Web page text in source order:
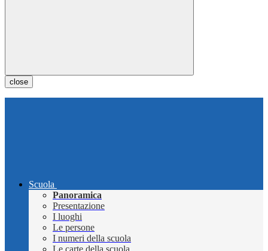
close
Scuola
Panoramica
Presentazione
I luoghi
Le persone
I numeri della scuola